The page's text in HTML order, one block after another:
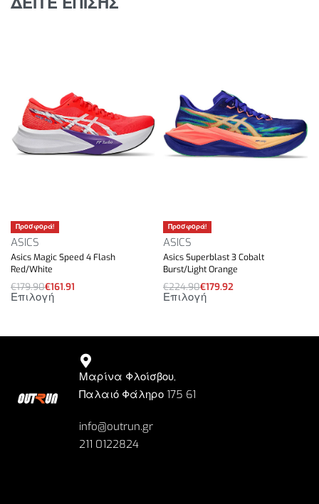
Προσφορά!
ASICS
Asics Magic Speed 4 Flash
Red/White
€179.90€161.91
Επιλογή
Προσφορά!
ASICS
Asics Superblast 3 Cobalt
Burst/Light Orange
€224.90€179.92
Επιλογή
Μαρίνα Φλοίσβου,
Παλαιό Φάληρο 175 61
info@outrun.gr
211 0122824